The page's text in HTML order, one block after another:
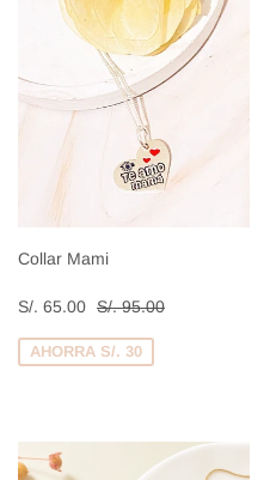
Collar Mami
Precio
de
venta
S/. 65.00 S/.
65.00
Precio habitual
S/. 95.00
AHORRA S/. 30